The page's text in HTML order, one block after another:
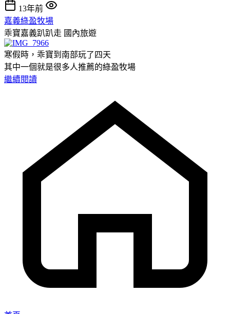
13年前
嘉義綠盈牧場
乖寶嘉義趴趴走 國內旅遊
寒假時，乖寶到南部玩了四天
其中一個就是很多人推薦的綠盈牧場
繼續閱讀